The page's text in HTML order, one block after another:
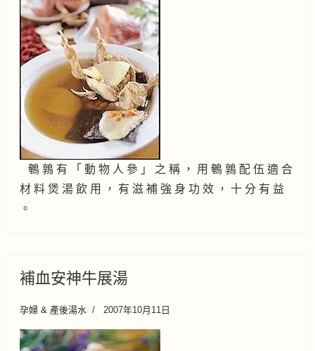
鵪 鶉 有 「 動 物 人 參 」 之 稱 ， 用 鵪 鶉 配 伍 適 合
材 料 煲 湯 飲 用 ， 有 滋 補 強 身 功 效 ， 十 分 有 益
。
補血安神牛展湯
孕婦 & 產後湯水 2007年10月11日